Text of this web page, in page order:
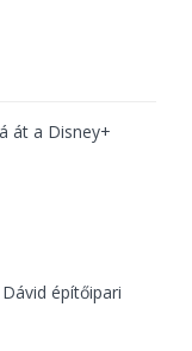
át a Disney+
építőipari